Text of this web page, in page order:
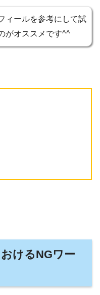
ィールを参考にして試
がオススメです^^
けるNGワー